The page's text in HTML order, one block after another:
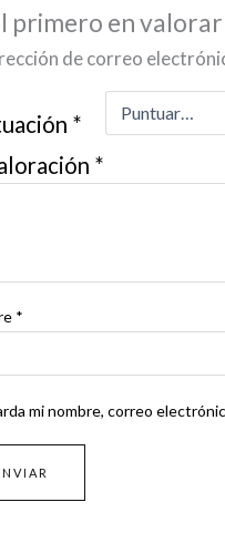
primero en valorar
de correo
*
*
*
mi nombre, correo